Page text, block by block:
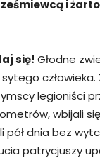
i
się! Głodne
legioniści
wbijali
pół dnia bez
patrycjuszy